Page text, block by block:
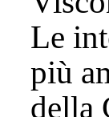
Le
più
della